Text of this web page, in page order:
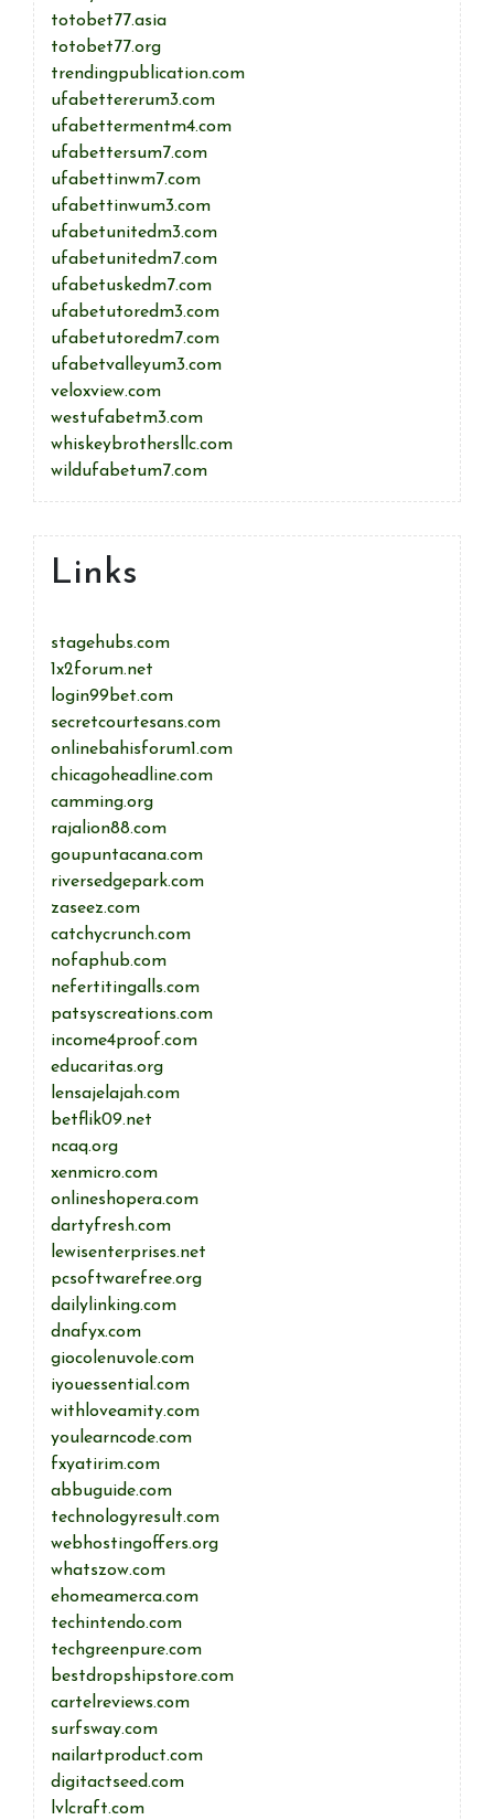
totobet77.asia
totobet77.org
trendingpublication.com
ufabettererum3.com
ufabettermentm4.com
ufabettersum7.com
ufabettinwm7.com
ufabettinwum3.com
ufabetunitedm3.com
ufabetunitedm7.com
ufabetuskedm7.com
ufabetutoredm3.com
ufabetutoredm7.com
ufabetvalleyum3.com
veloxview.com
westufabetm3.com
whiskeybrothersllc.com
wildufabetum7.com
Links
stagehubs.com
1x2forum.net
login99bet.com
secretcourtesans.com
onlinebahisforum1.com
chicagoheadline.com
camming.org
rajalion88.com
goupuntacana.com
riversedgepark.com
zaseez.com
catchycrunch.com
nofaphub.com
nefertitingalls.com
patsyscreations.com
income4proof.com
educaritas.org
lensajelajah.com
betflik09.net
ncaq.org
xenmicro.com
onlineshopera.com
dartyfresh.com
lewisenterprises.net
pcsoftwarefree.org
dailylinking.com
dnafyx.com
giocolenuvole.com
iyouessential.com
withloveamity.com
youlearncode.com
fxyatirim.com
abbuguide.com
technologyresult.com
webhostingoffers.org
whatszow.com
ehomeamerca.com
techintendo.com
techgreenpure.com
bestdropshipstore.com
cartelreviews.com
surfsway.com
nailartproduct.com
digitactseed.com
lvlcraft.com